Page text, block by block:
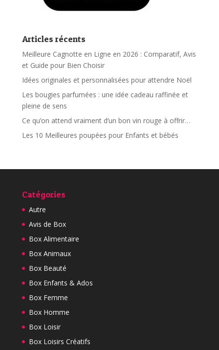
Articles récents
Meilleure Cagnotte en Ligne en 2026 : Comparatif, Avis
et Guide pour Bien Choisir
Idées originales et personnalisées pour attendre Noël
Les bougies parfumées : une idée cadeau raffinée et
pleine de sens
Ce qu’on attend vraiment d’un bon vin rouge à offrir…
Les 10 Meilleures poupées pour Enfants et bébés
Catégories
Autre
Avis de Box
Box Alimentaire
Box Animaux
Box Beauté
Box Enfants & Ados
Box Femme
Box Homme
Box Loisir
Box Loisirs Créatifs